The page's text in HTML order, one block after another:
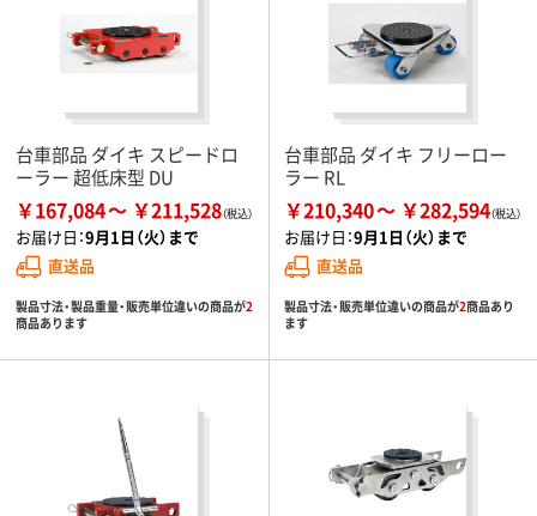
台車部品 ダイキ スピードロ
ーラー 超低床型 DU
￥167,084 ￥211,528
お届け日：9月1日（火）まで
直送品
製品寸法・製品重量・販売単位違いの商品が2
商品あります
台車部品 ダイキ フリーロー
ラー RL
￥210,340 ￥282,594
お届け日：9月1日（火）まで
直送品
製品寸法・販売単位違いの商品が2商品あり
ます